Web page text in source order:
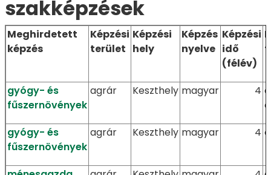
szakképzések
Meghirdetett
képzés
Képzési
terület
Képzési
hely
Képzés
nyelve
Képzési
idő
(félév)
gyógy- és
fűszernövények
agrár Keszthely magyar 4
gyógy- és
fűszernövények
agrár Keszthely magyar 4